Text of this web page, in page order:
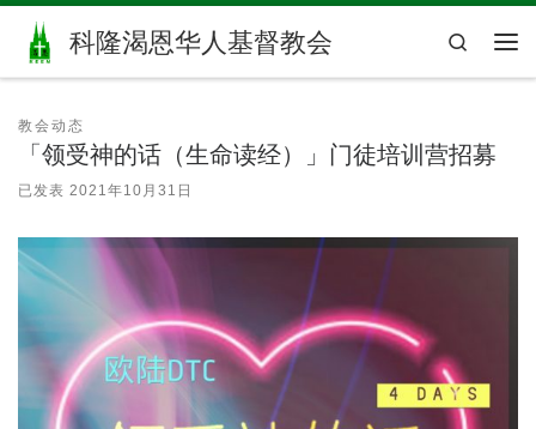
Skip to content
科隆渴恩华人基督教会
Search
教会动态
「领受神的话（生命读经）」门徒培训营招募
已发表 2021年10月31日